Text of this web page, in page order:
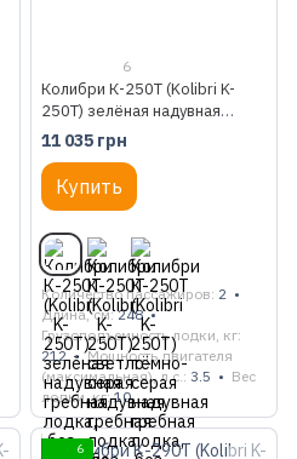
6
Колибри К-250Т (Kolibri K-
250T) зелёная надувная
гребная лодка, без настила
11 035 грн
Купить
Количество пассажиров 2
Длина, см 248
Грузоподъемность лодки, кг
212
Мощность двигателя
(максимальная), л.с. 3.5
Вес
лодки, кг 10
6